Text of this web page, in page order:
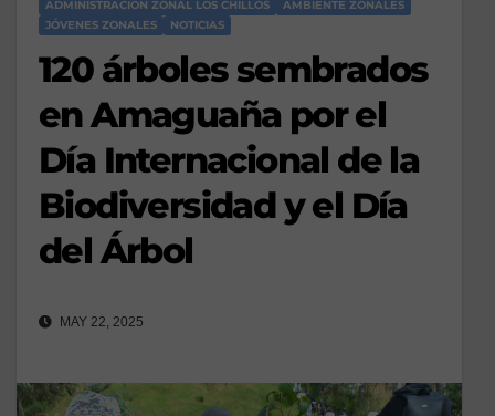
ADMINISTRACIÓN ZONAL LOS CHILLOS
AMBIENTE ZONALES
JÓVENES ZONALES
NOTICIAS
120 árboles sembrados
en Amaguaña por el
Día Internacional de la
Biodiversidad y el Día
del Árbol
MAY 22, 2025